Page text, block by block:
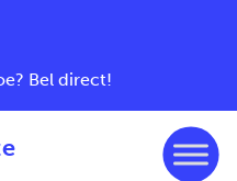
Bel direct!